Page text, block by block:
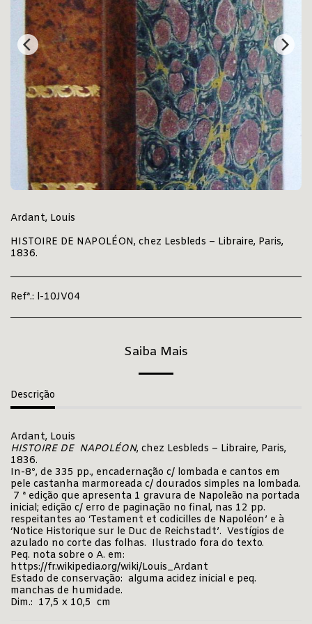
Ardant, Louis
HISTOIRE DE NAPOLÉON, chez Lesbleds – Libraire, Paris,
1836.
Refª.: l-10JV04
Saiba Mais
Descrição
Ardant, Louis
HISTOIRE DE NAPOLÉON, chez Lesbleds – Libraire, Paris,
1836.
In-8º, de 335 pp., encadernação c/ lombada e cantos em
pele castanha marmoreada c/ dourados simples na lombada.
7 ª edição que apresenta 1 gravura de Napoleão na portada
inicial; edição c/ erro de paginação no final, nas 12 pp.
respeitantes ao ‘Testament et codicilles de Napoléon’ e à
‘Notice Historique sur le Duc de Reichstadt’. Vestígios de
azulado no corte das folhas. Ilustrado fora do texto.
Peq. nota sobre o A. em:
https://fr.wikipedia.org/wiki/Louis_Ardant
Estado de conservação: alguma acidez inicial e peq.
manchas de humidade.
Dim.: 17,5 x 10,5 cm